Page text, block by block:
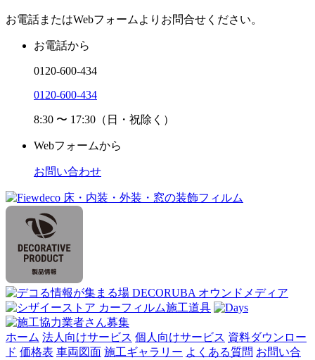
お電話またはWebフォームよりお問合せください。
お電話から
0120-600-434
0120-600-434
8:30 〜 17:30（日・祝除く）
Webフォームから
お問い合わせ
ホーム 法人向けサービス 個人向けサービス 資料ダウンロー
ド 価格表 車両図面 施工ギャラリー よくある質問 お問い合